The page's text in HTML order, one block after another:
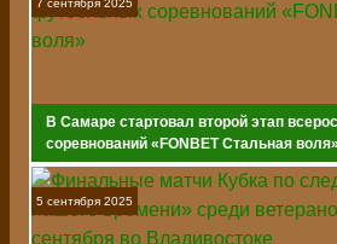
7 сентября 2025
В Самаре стартовал второй этап
соревнований «FONBET Стальная воля»
5 сентября 2025